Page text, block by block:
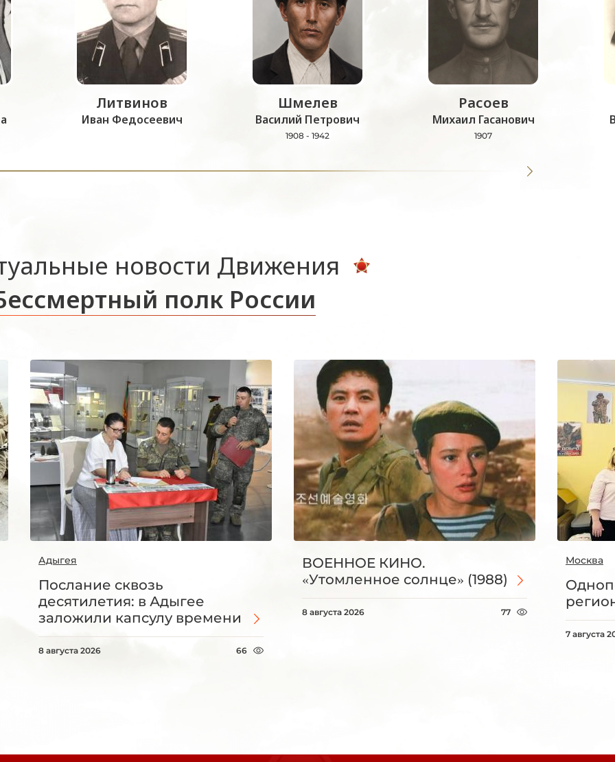
Литвинов
Иван Федосеевич
Шмелев
Василий Петрович
1908 - 1942
Расоев
Михаил Гасанович
1907
новости Движения
полк России
Адыгея
Послание сквозь
десятилетия: в Адыгее
заложили капсулу времени
8 августа 2026 66
ВОЕННОЕ КИНО.
«Утомленное солнце» (1988)
8 августа 2026 77
Москва
7 августа